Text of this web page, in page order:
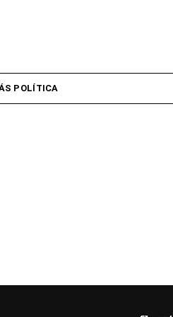
POLÍTICA